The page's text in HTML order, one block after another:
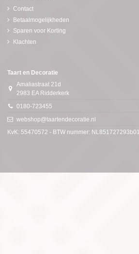
Contact
Betaalmogelijkheden
Sparen voor Korting
Klachten
Taart en Decoratie
Amaliastraat 21d
2983 EA Ridderkerk
0180-723455
webshop@taartendecoratie.nl
KvK: 55470572 - BTW nummer: NL851727293b01